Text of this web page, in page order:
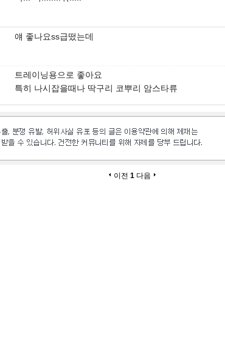
얘 좋나요ss급떴는데
트레이닝용으로 좋아요
특히 나시잡을때나 딱구리 코뿌리 암스타류
이전 1 다음